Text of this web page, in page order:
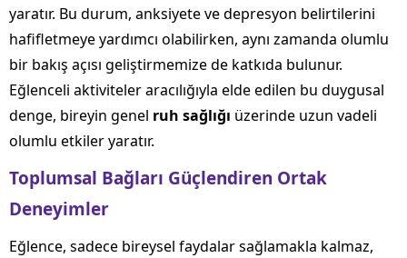
yaratır. Bu durum, anksiyete ve depresyon belirtilerini
hafifletmeye yardımcı olabilirken, aynı zamanda olumlu
bir bakış açısı geliştirmemize de katkıda bulunur.
Eğlenceli aktiviteler aracılığıyla elde edilen bu duygusal
denge, bireyin genel ruh sağlığı üzerinde uzun vadeli
olumlu etkiler yaratır.
Toplumsal Bağları Güçlendiren Ortak
Deneyimler
Eğlence, sadece bireysel faydalar sağlamakla kalmaz,